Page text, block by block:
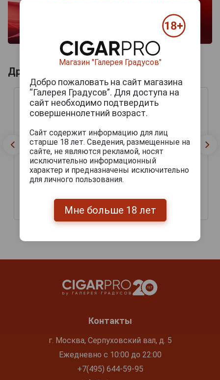
Другие продукты бренда PETRUS
Петрюс Блонд
253 руб.
Пиво Петрюс Эйдж Ред
265 руб.
Контакты
г. Москва, Серпуховский вал, д. 5
Ежедневно с 10:00 до 22:00
+7(495) 644-59-95
Магазин "Галерея Градусов"
Добро пожаловать на сайт магазина
“Галерея Градусов”. Для доступа на
сайт необходимо подтвердить
совершеннолетний возраст.
Сайт содержит информацию для лиц
старше 18 лет. Сведения, размещенные на
сайте, не являются рекламой, носят
исключительно информационный
характер и предназначены исключительно
для личного пользования.
Мне больше 18 лет